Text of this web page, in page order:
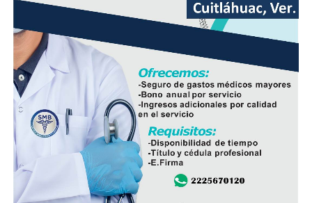
Durante años, el abastecimiento dependió de un pozo
cuyo nivel de operación resultaba insuficiente, situación
que provocaba interrupciones constantes en el servicio,
especialmente en las viviendas ubicadas en las zonas
más altas.
Vecinos señalaron que durante la temporada de sequía
la escasez de agua se agravaba, obligando a muchas
familias a buscar alternativas para cubrir sus
necesidades diarias.
Dulce María Alducin Vallejo, habitante de la comunidad,